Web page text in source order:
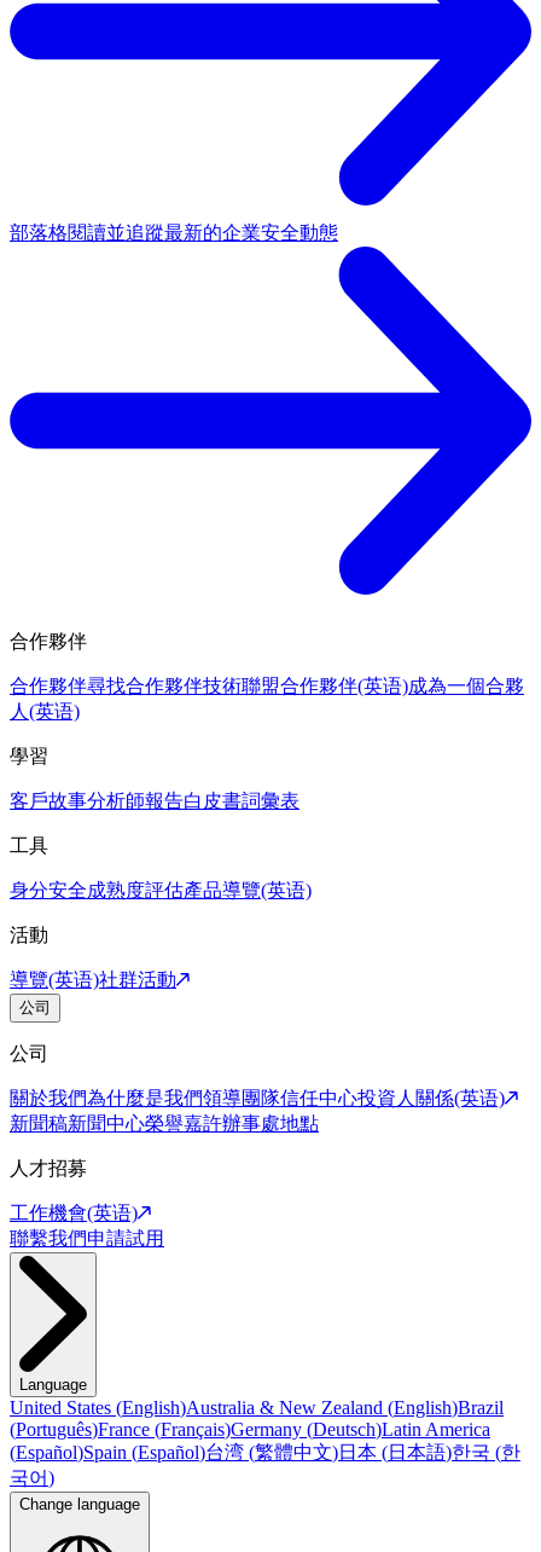
部落格閱讀並追蹤最新的企業安全動態
合作夥伴
合作夥伴尋找合作夥伴技術聯盟合作夥伴(英语)成為一個合夥
人(英语)
學習
客戶故事分析師報告白皮書詞彙表
工具
身分安全成熟度評估產品導覽(英语)
活動
導覽(英语)社群活動
公司
公司
關於我們為什麼是我們領導團隊信任中心投資人關係(英语)
新聞稿新聞中心榮譽嘉許辦事處地點
人才招募
工作機會(英语)
聯繫我們申請試用
Language
United States (English)Australia & New Zealand (English)Brazil
(Português)France (Français)Germany (Deutsch)Latin America
(Español)Spain (Español)台湾 (繁體中文)日本 (日本語)한국 (한
국어)
Change language